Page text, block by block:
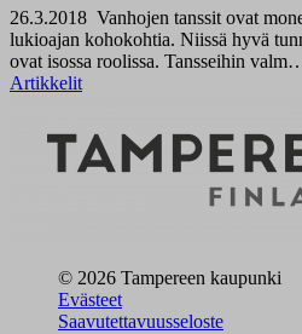
26.3.2018 Vanhojen tanssit ovat
lukioajan kohokohtia. Niissä hyvä
ovat isossa roolissa. Tansseihin
Artikkelit
© 2026 Tampereen kaupunki
Evästeet
Saavutettavuusseloste